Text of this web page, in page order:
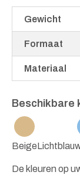
Gewicht
Formaat
Materiaal
Beschikbare
Beige
De kleuren op